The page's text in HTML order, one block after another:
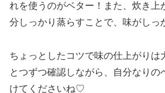
れを使うのがベター！また、炊き上
分しっかり蒸らすことで、味がしっ
ちょっとしたコツで味の仕上がりは
とつずつ確認しながら、自分なりの
けてくださいね♡